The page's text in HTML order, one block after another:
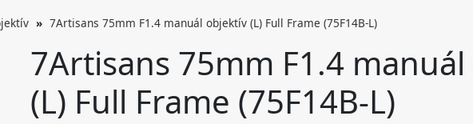
7Artisans 75mm F1.4 manuál objektív (L) Full Frame (75F14B-L)
7Artisans 75mm F1.4
(L) Full Frame (75F14B-L)